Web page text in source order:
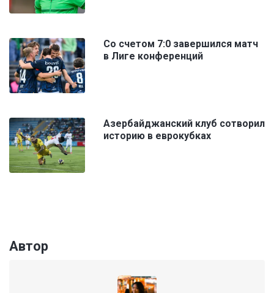
Со счетом 7:0 завершился матч
в Лиге конференций
Азербайджанский клуб сотворил
историю в еврокубках
Автор